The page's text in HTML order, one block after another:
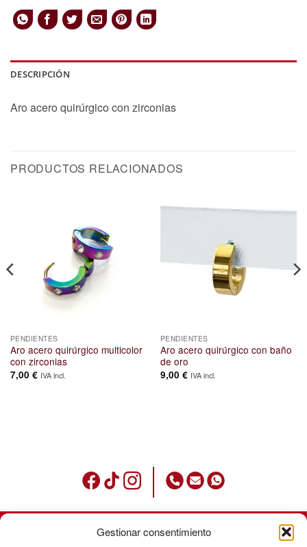
Gestionar consentimiento
DESCRIPCIÓN
Aro acero quirúrgico con zirconias
PRODUCTOS RELACIONADOS
PENDIENTES
Aro acero quirúrgico multicolor
con zirconias
7,00 € IVA incl.
PENDIENTES
Aro acero quirúrgico con baño
de oro
9,00 € IVA incl.
Condiciones de uso